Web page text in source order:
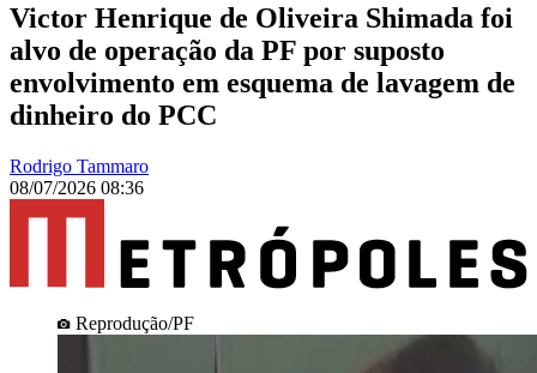
Victor Henrique de Oliveira Shimada foi
alvo de operação da PF por suposto
envolvimento em esquema de lavagem de
dinheiro do PCC
Rodrigo Tammaro
08/07/2026 08:36
Reprodução/PF